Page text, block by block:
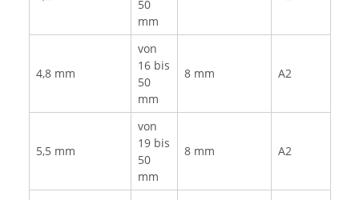
50
mm
4,8 mm
von
16 bis
50
mm
8 mm A2
5,5 mm
von
19 bis
50
mm
8 mm A2